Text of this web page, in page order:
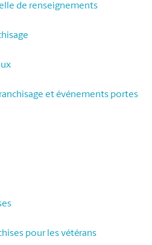
de renseignements
et événements portes
pour les vétérans